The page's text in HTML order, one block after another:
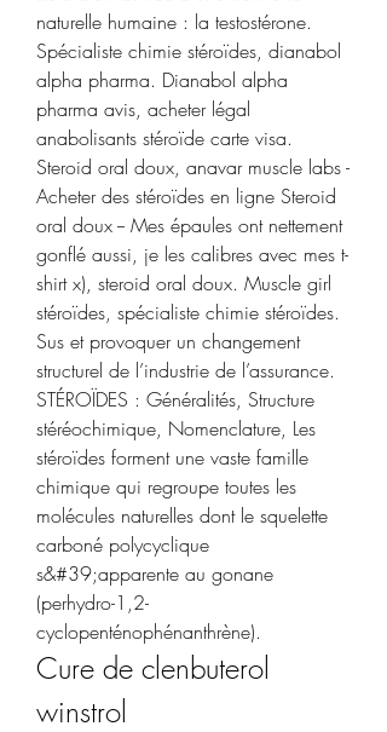
naturelle humaine : la testostérone.
Spécialiste chimie stéroïdes, dianabol
alpha pharma. Dianabol alpha
pharma avis, acheter légal
anabolisants stéroïde carte visa.
Steroid oral doux, anavar muscle labs -
Acheter des stéroïdes en ligne Steroid
oral doux -- Mes épaules ont nettement
gonflé aussi, je les calibres avec mes t-
shirt x), steroid oral doux. Muscle girl
stéroïdes, spécialiste chimie stéroïdes.
Sus et provoquer un changement
structurel de l’industrie de l’assurance.
STÉROÏDES : Généralités, Structure
stéréochimique, Nomenclature, Les
stéroïdes forment une vaste famille
chimique qui regroupe toutes les
molécules naturelles dont le squelette
carboné polycyclique
s&#39;apparente au gonane
(perhydro-1,2-
cyclopenténophénanthrène).
Cure de clenbuterol
winstrol